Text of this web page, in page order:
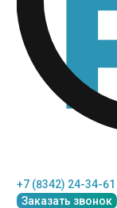
+7 (8342) 24-34-61
Заказать звонок